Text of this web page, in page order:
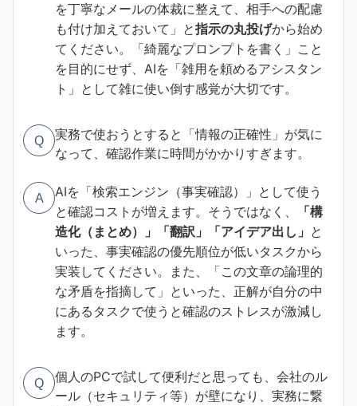
を丁寧なメールの体裁に整えて、相手への配慮
も付け加えておいて」と指示の丸投げから始め
てください。「綺麗なプロンプトを書く」こと
を目的にせず、AIを「雑用を頼めるアシスタン
ト」として雑に使い倒す感覚が大切です。
Q
実務で使おうとすると「情報の正確性」が気に
なって、確認作業に時間がかかりすぎます。
A
AIを「検索エンジン（事実確認）」として使う
と確認コストが増えます。そうではなく、
「構
造化（まとめ）」「翻訳」「アイデア出し」 と
いった、事実確認の優先順位が低いタスクから
実装してください。また、「この文章の論理的
な矛盾を指摘して」といった、正解が自分の中
にあるタスクで使うと確認のストレスが激減し
ます。
Q
個人のPCで試して便利だと思っても、会社のル
ール（セキュリティ等）が壁になり、実務に繋